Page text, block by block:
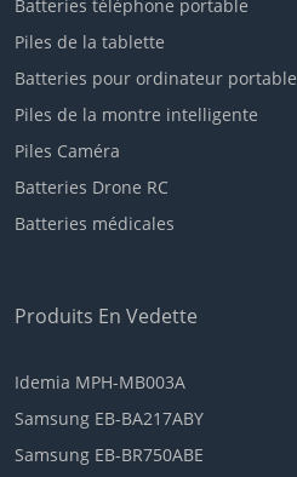
Batteries téléphone portable
Piles de la tablette
Batteries pour ordinateur portable
Piles de la montre intelligente
Piles Caméra
Batteries Drone RC
Batteries médicales
Produits En Vedette
Idemia MPH-MB003A
Samsung EB-BA217ABY
Samsung EB-BR750ABE